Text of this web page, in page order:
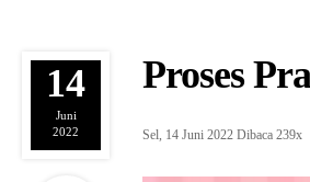
14
Juni
2022
Proses
Sel, 14 Juni 2022 Dibaca 239x